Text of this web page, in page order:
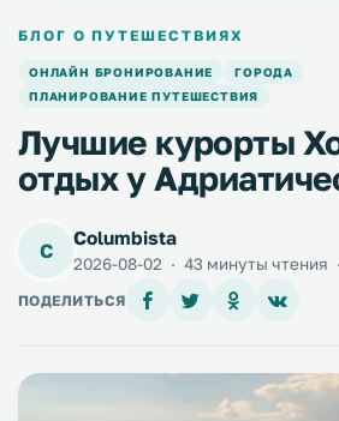
БЛОГ О ПУТЕШЕСТВИЯХ
ОНЛАЙН БРОНИРОВАНИЕ
ГОРОДА
ПЛАНИРОВАНИЕ ПУТЕШЕСТВИЯ
Лучшие курорты
отдых у
C
Columbista
2026-08-02 · 43 минуты чтения ·
ПОДЕЛИТЬСЯ